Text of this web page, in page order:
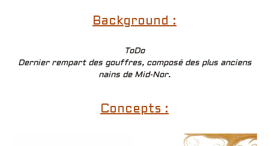
Background :
ToDo
Dernier rempart des gouffres, composé des plus anciens
nains de Mid-Nor.
Concepts :